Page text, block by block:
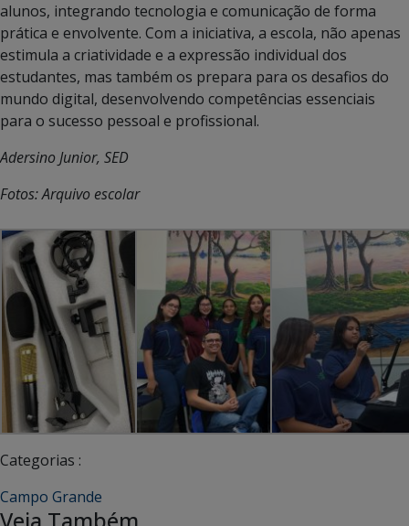
alunos, integrando tecnologia e comunicação de forma
prática e envolvente. Com a iniciativa, a escola, não apenas
estimula a criatividade e a expressão individual dos
estudantes, mas também os prepara para os desafios do
mundo digital, desenvolvendo competências essenciais
para o sucesso pessoal e profissional.
Adersino Junior, SED
Fotos: Arquivo escolar
Categorias :
Campo Grande